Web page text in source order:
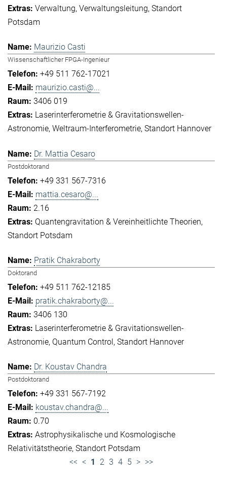
Verwaltung Verwaltungsleitung Standort
Potsdam
Maurizio Casti
Wissenschaftlicher FPGA-Ingenieur
+49 511 762-17021
maurizio.casti@...
3406 019
Laserinterferometrie & Gravitationswellen-
Astronomie Weltraum-Interferometrie Standort Hannover
Dr. Mattia Cesaro
Postdoktorand
+49 331 567-7316
mattia.cesaro@...
2.16
Quantengravitation & Vereinheitlichte Theorien
Standort Potsdam
Pratik Chakraborty
Doktorand
+49 511 762-12185
pratik.chakraborty@...
3406 130
Laserinterferometrie & Gravitationswellen-
Astronomie Quantum Control Standort Hannover
Dr. Koustav Chandra
Postdoktorand
+49 331 567-7192
koustav.chandra@...
0.70
Astrophysikalische und Kosmologische
Relativitätstheorie Standort Potsdam
<< < 1 2 3 4 5 > >>